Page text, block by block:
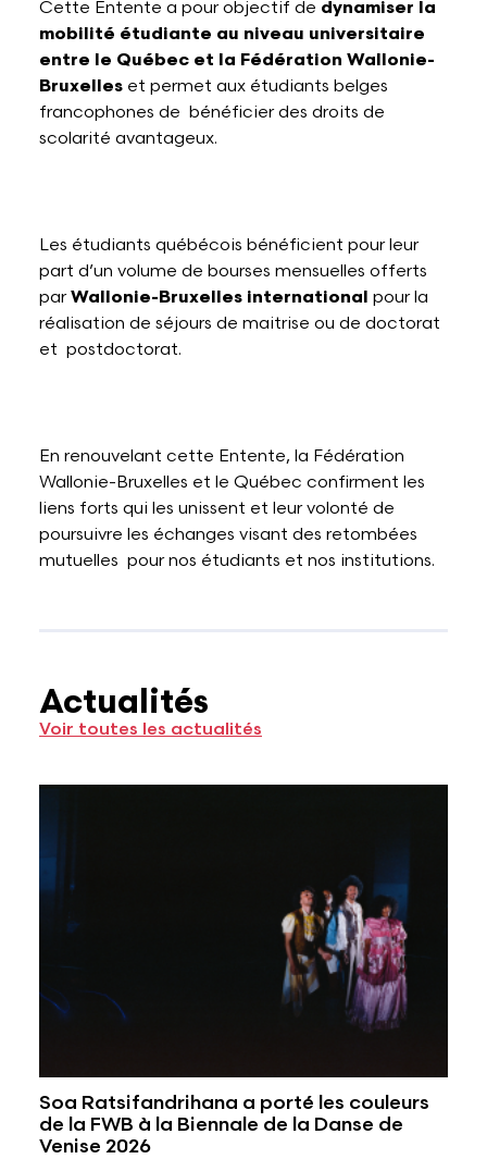
Cette Entente a pour objectif de dynamiser la
mobilité étudiante au niveau universitaire
entre le Québec et la Fédération Wallonie-
Bruxelles et permet aux étudiants belges
francophones de bénéficier des droits de
scolarité avantageux.
Les étudiants québécois bénéficient pour leur
part d’un volume de bourses mensuelles offerts
parWallonie-Bruxelles international pour la
réalisation de séjours de maitrise ou de doctorat
et postdoctorat.
En renouvelant cette Entente, la Fédération
Wallonie-Bruxelles et le Québec confirment les
liens forts qui les unissent et leur volonté de
poursuivre les échanges visant des retombées
mutuelles pour nos étudiants et nos institutions.
Actualités
Voir toutes les actualités
Soa Ratsifandrihana a porté les couleurs
de la FWB à la Biennale de la Danse de
Venise 2026